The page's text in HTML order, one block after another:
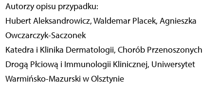
Autorzy opisu przypadku:
Hubert Aleksandrowicz, Waldemar Placek, Agnieszka
Owczarczyk-Saczonek
Katedra i Klinika Dermatologii, Chorób Przenoszonych
Drogą Płciową i Immunologii Klinicznej, Uniwersytet
Warmińsko-Mazurski w Olsztynie